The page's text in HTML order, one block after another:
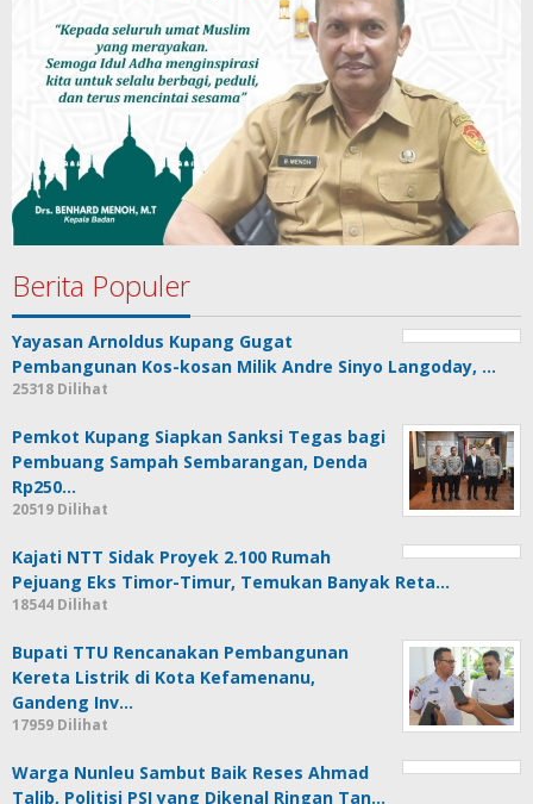
Berita Populer
Yayasan Arnoldus Kupang Gugat
Pembangunan Kos-kosan Milik Andre Sinyo Langoday, …
25318 Dilihat
Pemkot Kupang Siapkan Sanksi Tegas bagi
Pembuang Sampah Sembarangan, Denda
Rp250…
20519 Dilihat
Kajati NTT Sidak Proyek 2.100 Rumah
Pejuang Eks Timor-Timur, Temukan Banyak Reta…
18544 Dilihat
Bupati TTU Rencanakan Pembangunan
Kereta Listrik di Kota Kefamenanu,
Gandeng Inv…
17959 Dilihat
Warga Nunleu Sambut Baik Reses Ahmad
Talib, Politisi PSI yang Dikenal Ringan Tan…